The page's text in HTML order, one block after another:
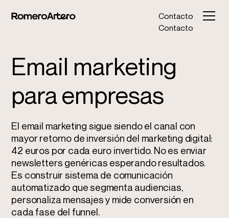
Contacto
Contacto
Email marketing
para empresas
El email marketing sigue siendo el canal con
mayor retorno de inversión del marketing digital:
42 euros por cada euro invertido. No es enviar
newsletters genéricas esperando resultados.
Es construir sistema de comunicación
automatizado que segmenta audiencias,
personaliza mensajes y mide conversión en
cada fase del funnel.